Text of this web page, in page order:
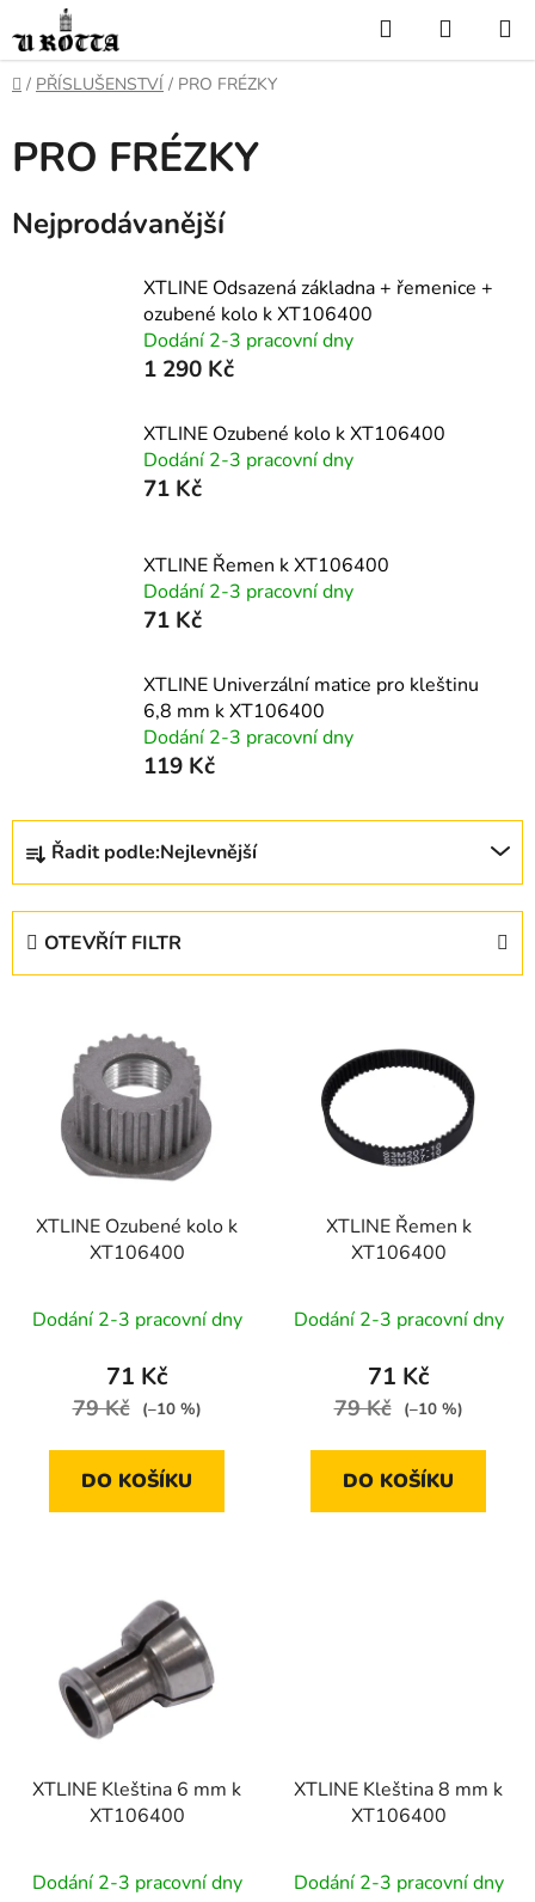
na
obsah
Hledat
KOŠÍK
DOMŮ
/ PŘÍSLUŠENSTVÍ / PRO FRÉZKY
PRO FRÉZKY
Nejprodávanější
XTLINE Odsazená základna + řemenice +
ozubené kolo k XT106400
Dodání 2-3 pracovní dny
1 290 Kč
XTLINE Ozubené kolo k XT106400
Dodání 2-3 pracovní dny
71 Kč
XTLINE Řemen k XT106400
Dodání 2-3 pracovní dny
71 Kč
XTLINE Univerzální matice pro kleštinu
6,8 mm k XT106400
Dodání 2-3 pracovní dny
119 Kč
Ř
z
Řadit podle:Nejlevnější
OTEVŘÍT FILTR
XTLINE Ozubené kolo k
XT106400
Dodání 2-3 pracovní dny
71 Kč
79 Kč (–10 %)
DO KOŠÍKU
XTLINE Řemen k
XT106400
Dodání 2-3 pracovní dny
71 Kč
79 Kč (–10 %)
DO KOŠÍKU
XTLINE Kleština 6 mm k
XT106400
Dodání 2-3 pracovní dny
XTLINE Kleština 8 mm k
XT106400
Dodání 2-3 pracovní dny